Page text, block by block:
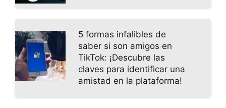
5 formas infalibles de
saber si son amigos en
TikTok: ¡Descubre las
claves para identificar una
amistad en la plataforma!